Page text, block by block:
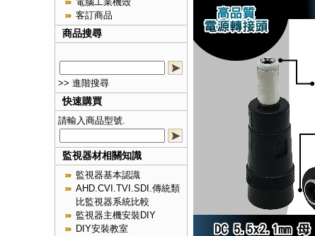
客訂商品
商品搜尋
>> 進階搜尋
快速購買
請輸入商品型號.
監視器材相關知識
監視器基本認識
AHD.CVI.TVI.SDI.傳統類
比監視器系統比較
監視器主機安裝DIY
DIY安裝教室